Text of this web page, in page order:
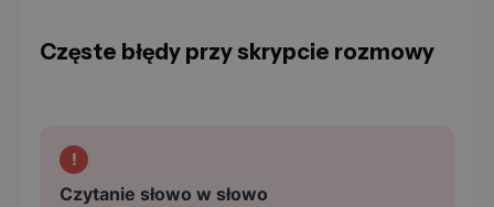
Częste błędy przy skrypcie rozmowy
!
Czytanie słowo w słowo